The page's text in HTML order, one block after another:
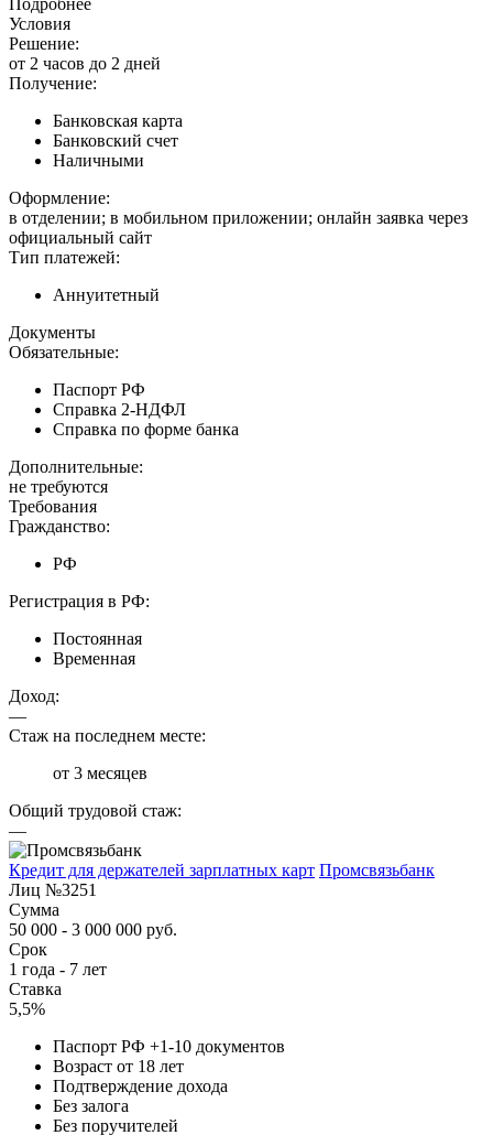
Условия
Решение:
от 2 часов до 2 дней
Получение:
Банковская карта
Банковский счет
Наличными
Оформление:
в отделении; в мобильном приложении; онлайн заявка через
официальный сайт
Тип платежей:
Аннуитетный
Документы
Обязательные:
Паспорт РФ
Справка 2-НДФЛ
Справка по форме банка
Дополнительные:
не требуются
Требования
Гражданство:
РФ
Регистрация в РФ:
Постоянная
Временная
Доход:
—
Стаж на последнем месте:
от 3 месяцев
Общий трудовой стаж:
—
Кредит для держателей зарплатных карт Промсвязьбанк
Лиц №3251
Сумма
50 000 - 3 000 000 руб.
Срок
1 года - 7 лет
Ставка
5,5%
Паспорт РФ +1-10 документов
Возраст от 18 лет
Подтверждение дохода
Без залога
Без поручителей